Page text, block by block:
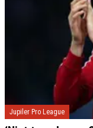
Jupiler Pro League